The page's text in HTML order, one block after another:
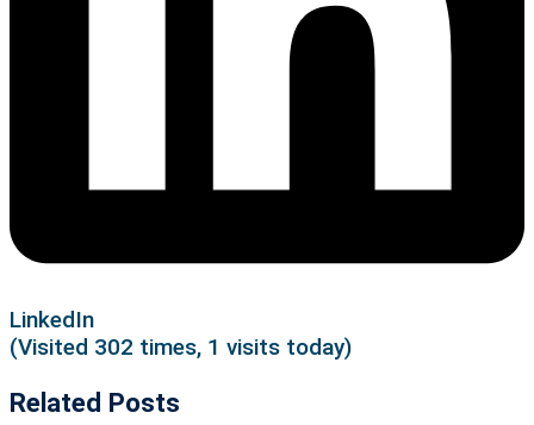
LinkedIn
(Visited 302 times, 1 visits today)
Related Posts